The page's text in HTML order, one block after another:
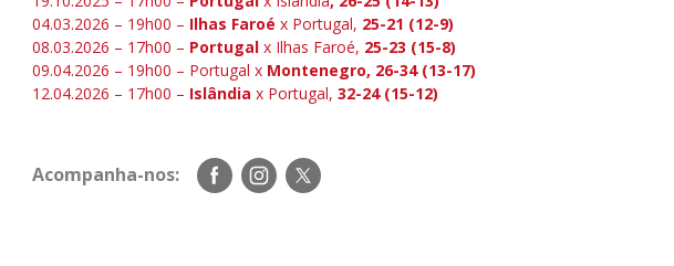
04.03.2026 – 19h00 – Ilhas Faroé x Portugal, 25-21 (12-9)
08.03.2026 – 17h00 – Portugal x Ilhas Faroé, 25-23 (15-8)
09.04.2026 – 19h00 – Portugal x Montenegro, 26-34 (13-17)
12.04.2026 – 17h00 – Islândia x Portugal,32-24 (15-12)
Acompanha-nos:
Siga-
nos
Siga-
nos
Siga-
nos